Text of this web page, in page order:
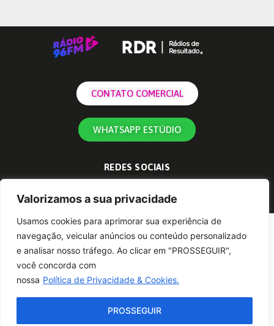
Valorizamos a sua privacidade
Usamos cookies para aprimorar sua experiência de
navegação, veicular anúncios ou conteúdo personalizado
e analisar nosso tráfego. Ao clicar em "PROSSEGUIR",
você concorda com
nossa Política de Privacidade & Cookies.
PROSSEGUIR
CONTATO COMERCIAL
WHATSAPP ESTÚDIO
REDES SOCIAIS